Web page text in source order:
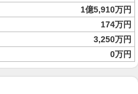
1億5,910万円
174万円
3,250万円
0万円